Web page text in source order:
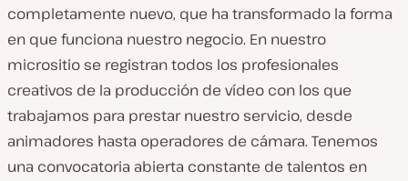
completamente nuevo, que ha transformado la forma
en que funciona nuestro negocio. En nuestro
micrositio se registran todos los profesionales
creativos de la producción de vídeo con los que
trabajamos para prestar nuestro servicio, desde
animadores hasta operadores de cámara. Tenemos
una convocatoria abierta constante de talentos en